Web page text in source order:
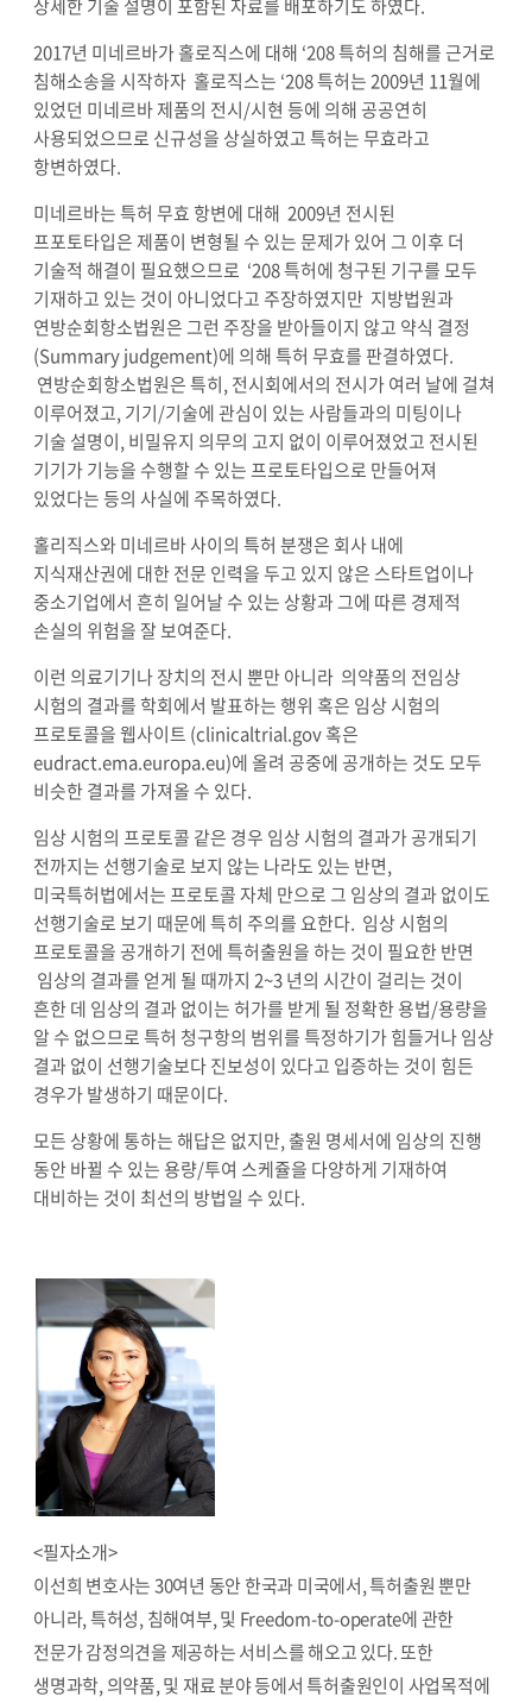
상세한 기술 설명이 포함된 자료를 배포하기도 하였다.
2017년 미네르바가 홀로직스에 대해 ‘208 특허의 침해를 근거로
침해소송을 시작하자 홀로직스는 ‘208 특허는 2009년 11월에
있었던 미네르바 제품의 전시/시현 등에 의해 공공연히
사용되었으므로 신규성을 상실하였고 특허는 무효라고
항변하였다.
미네르바는 특허 무효 항변에 대해 2009년 전시된
프포토타입은 제품이 변형될 수 있는 문제가 있어 그 이후 더
기술적 해결이 필요했으므로 ‘208 특허에 청구된 기구를 모두
기재하고 있는 것이 아니었다고 주장하였지만 지방법원과
연방순회항소법원은 그런 주장을 받아들이지 않고 약식 결정
(Summary judgement)에 의해 특허 무효를 판결하였다.
연방순회항소법원은 특히, 전시회에서의 전시가 여러 날에 걸쳐
이루어졌고, 기기/기술에 관심이 있는 사람들과의 미팅이나
기술 설명이, 비밀유지 의무의 고지 없이 이루어졌었고 전시된
기기가 기능을 수행할 수 있는 프로토타입으로 만들어져
있었다는 등의 사실에 주목하였다.
홀리직스와 미네르바 사이의 특허 분쟁은 회사 내에
지식재산권에 대한 전문 인력을 두고 있지 않은 스타트업이나
중소기업에서 흔히 일어날 수 있는 상황과 그에 따른 경제적
손실의 위험을 잘 보여준다.
이런 의료기기나 장치의 전시 뿐만 아니라 의약품의 전임상
시험의 결과를 학회에서 발표하는 행위 혹은 임상 시험의
프로토콜을 웹사이트 (clinicaltrial.gov 혹은
eudract.ema.europa.eu)에 올려 공중에 공개하는 것도 모두
비슷한 결과를 가져올 수 있다.
임상 시험의 프로토콜 같은 경우 임상 시험의 결과가 공개되기
전까지는 선행기술로 보지 않는 나라도 있는 반면,
미국특허법에서는 프로토콜 자체 만으로 그 임상의 결과 없이도
선행기술로 보기 때문에 특히 주의를 요한다. 임상 시험의
프로토콜을 공개하기 전에 특허출원을 하는 것이 필요한 반면
임상의 결과를 얻게 될 때까지 2~3 년의 시간이 걸리는 것이
흔한 데 임상의 결과 없이는 허가를 받게 될 정확한 용법/용량을
알 수 없으므로 특허 청구항의 범위를 특정하기가 힘들거나 임상
결과 없이 선행기술보다 진보성이 있다고 입증하는 것이 힘든
경우가 발생하기 때문이다.
모든 상황에 통하는 해답은 없지만, 출원 명세서에 임상의 진행
동안 바뀔 수 있는 용량/투여 스케쥴을 다양하게 기재하여
대비하는 것이 최선의 방법일 수 있다.
<필자소개>
이선희 변호사는 30여년 동안 한국과 미국에서, 특허출원 뿐만
아니라, 특허성, 침해여부, 및 Freedom-to-operate에 관한
전문가 감정의견을 제공하는 서비스를 해오고 있다. 또한
생명과학, 의약품, 및 재료 분야 등에서 특허출원인이 사업목적에